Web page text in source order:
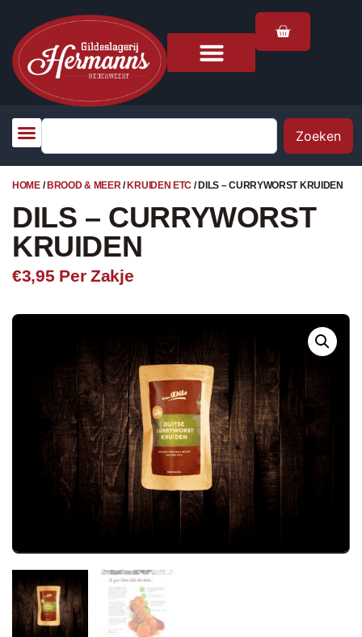
Zoeken
HOME/ BROOD & MEER/ KRUIDEN ETC / DILS – CURRYWORST KRUIDEN
DILS – CURRYWORST
KRUIDEN
€3,95 Per Zakje